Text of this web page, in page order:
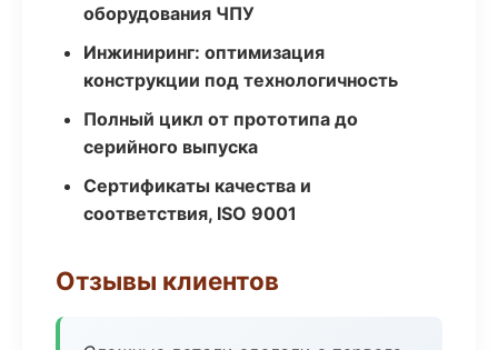
оборудования ЧПУ
Инжиниринг: оптимизация
конструкции под технологичность
Полный цикл от прототипа до
серийного выпуска
Сертификаты качества и
соответствия, ISO 9001
Отзывы клиентов